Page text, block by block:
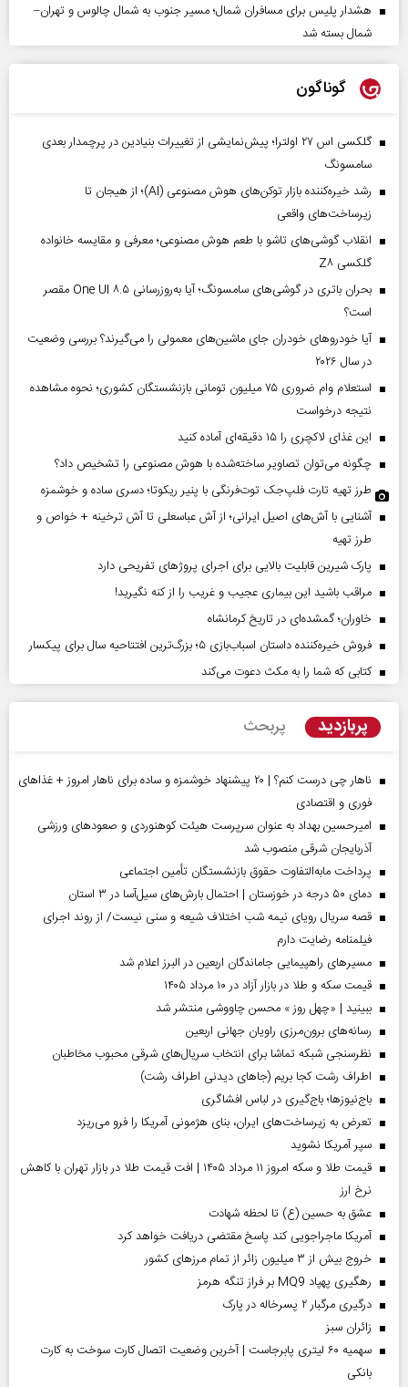
هشدار پلیس برای مسافران شمال؛ مسیر جنوب به شمال چالوس و تهران–
شمال بسته شد
گوناگون
گلکسی اس ۲۷ اولترا؛ پیش‌نمایشی از تغییرات بنیادین در پرچمدار بعدی
سامسونگ
رشد خیره‌کننده بازار توکن‌های هوش مصنوعی (AI)؛ از هیجان تا
زیرساخت‌های واقعی
انقلاب گوشی‌های تاشو‌ با طعم هوش مصنوعی؛ معرفی و مقایسه خانواده
گلکسی Z۸
بحران باتری در گوشی‌های سامسونگ؛ آیا به‌روزرسانی One UI ۸.۵ مقصر
است؟
آیا خودروهای خودران جای ماشین‌های معمولی را می‌گیرند؟ بررسی وضعیت
در سال ۲۰۲۶
استعلام وام ضروری ۷۵ میلیون تومانی بازنشستگان کشوری؛ نحوه مشاهده
نتیجه درخواست
این غذای لاکچری را ۱۵ دقیقه‌ای آماده کنید
چگونه می‌توان تصاویر ساخته‌شده با هوش مصنوعی را تشخیص داد؟
طرز تهیه تارت فلپ‌جک توت‌فرنگی با پنیر ریکوتا؛ دسری ساده و خوشمزه
آشنایی با آش‌های اصیل ایرانی؛ از آش عباسعلی تا آش ترخینه + خواص و
طرز تهیه
پارک شیرین قابلیت‌ بالایی برای اجرای پروژهای تفریحی دارد
مراقب باشید این بیماری عجیب و غریب را از کنه نگیرید!
خاوران؛ گمشده‌ای در تاریخ کرمانشاه
فروش خیره‌کننده داستان اسباب‌بازی ۵؛ بزرگ‌ترین افتتاحیه سال برای پیکسار
کتابی که شما را به مکث دعوت می‌کند
پربازدید پربحث
ناهار چی درست کنم؟ | ۲۰ پیشنهاد خوشمزه و ساده برای ناهار امروز + غذاهای
فوری و اقتصادی
امیرحسین بهداد به عنوان سرپرست هیئت کوهنوردی و صعودهای ورزشی
آذربایجان شرقی منصوب شد
پرداخت مابه‌التفاوت حقوق بازنشستگان تأمین اجتماعی
دمای ۵۰ درجه در خوزستان | احتمال بارش‌های سیل‌آسا در ۳ استان
قصه سریال رویای نیمه شب اختلاف شیعه و سنی نیست/ از روند اجرای
فیلمنامه رضایت دارم
مسیر‌های راهپیمایی جاماندگان اربعین در البرز اعلام شد
قیمت سکه و طلا در بازار آزاد در ۱۰ مرداد ۱۴۰۵
ببینید | «چهل روز » محسن چاووشی منتشر شد
رسانه‌های برون‌مرزی راویان جهانی اربعین
نظرسنجی شبکه تماشا برای انتخاب سریال‌های شرقی محبوب مخاطبان
اطراف رشت کجا بریم (جاهای دیدنی اطراف رشت)
باج‌نیوزها؛ باج‌گیری در لباس افشاگری
تعرض به زیرساخت‌های ایران، بنای هژمونی آمریکا را فرو می‌ریزد
سپر آمریکا نشوید
قیمت طلا و سکه امروز ۱۱ مرداد ۱۴۰۵ | افت قیمت طلا در بازار تهران با کاهش
نرخ ارز
عشق به حسین (ع) تا لحظه شهادت
آمریکا ماجراجویی کند پاسخ مقتضی دریافت خواهد کرد
خروج بیش از ۳ میلیون زائر از تمام مرز‌های کشور
رهگیری پهپاد MQ9 بر فراز تنگه هرمز
درگیری مرگبار ۲ پسرخاله در پارک
‌زائران سبز
سهمیه ۶۰ لیتری پابرجاست | آخرین وضعیت اتصال کارت سوخت به کارت
بانکی